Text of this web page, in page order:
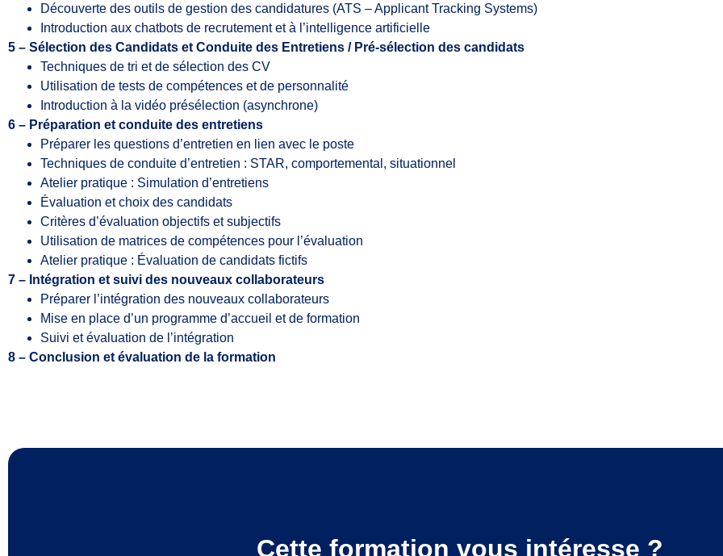
Découverte des outils de gestion des candidatures (ATS – Applicant Tracking Systems)
Introduction aux chatbots de recrutement et à l’intelligence artificielle
5 – Sélection des Candidats et Conduite des Entretiens / Pré-sélection des candidats
Techniques de tri et de sélection des CV
Utilisation de tests de compétences et de personnalité
Introduction à la vidéo présélection (asynchrone)
6 – Préparation et conduite des entretiens
Préparer les questions d’entretien en lien avec le poste
Techniques de conduite d’entretien : STAR, comportemental, situationnel
Atelier pratique : Simulation d’entretiens
Évaluation et choix des candidats
Critères d’évaluation objectifs et subjectifs
Utilisation de matrices de compétences pour l’évaluation
Atelier pratique : Évaluation de candidats fictifs
7 – Intégration et suivi des nouveaux collaborateurs
Préparer l’intégration des nouveaux collaborateurs
Mise en place d’un programme d’accueil et de formation
Suivi et évaluation de l’intégration
8 – Conclusion et évaluation de la formation
Cette formation vous intéresse ?